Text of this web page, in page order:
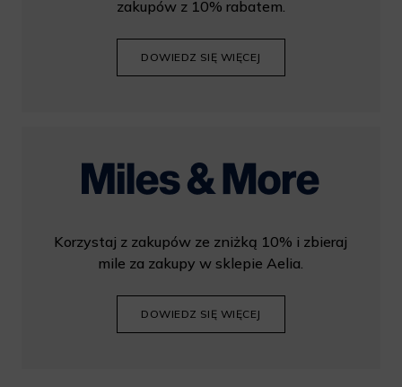
zakupów z 10% rabatem.
DOWIEDZ SIĘ WIĘCEJ
Korzystaj z zakupów ze zniżką 10% i zbieraj
mile za zakupy w sklepie Aelia.
DOWIEDZ SIĘ WIĘCEJ